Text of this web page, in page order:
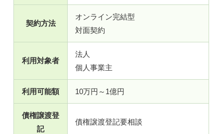
契約方法
オンライン完結型
対面契約
利用対象者
法人
個人事業主
利用可能額 10万円～1億円
債権譲渡登
記
債権譲渡登記要相談